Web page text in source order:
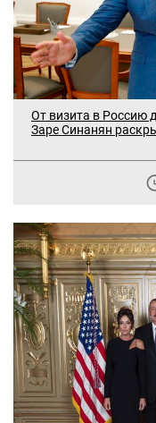
От визита в Россию
Заре Синанян